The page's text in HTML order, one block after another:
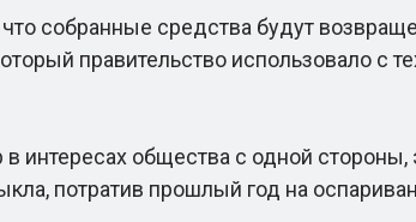
собранные средства будут
правительство использовало с
общества с одной стороны,
потратив прошлый год на